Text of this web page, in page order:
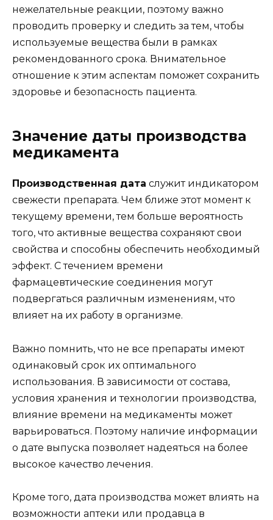
нежелательные реакции, поэтому важно
проводить проверку и следить за тем, чтобы
используемые вещества были в рамках
рекомендованного срока. Внимательное
отношение к этим аспектам поможет сохранить
здоровье и безопасность пациента.
Значение даты производства
медикамента
Производственная дата служит индикатором
свежести препарата. Чем ближе этот момент к
текущему времени, тем больше вероятность
того, что активные вещества сохраняют свои
свойства и способны обеспечить необходимый
эффект. С течением времени
фармацевтические соединения могут
подвергаться различным изменениям, что
влияет на их работу в организме.
Важно помнить, что не все препараты имеют
одинаковый срок их оптимального
использования. В зависимости от состава,
условия хранения и технологии производства,
влияние времени на медикаменты может
варьироваться. Поэтому наличие информации
о дате выпуска позволяет надеяться на более
высокое качество лечения.
Кроме того, дата производства может влиять на
возможности аптеки или продавца в